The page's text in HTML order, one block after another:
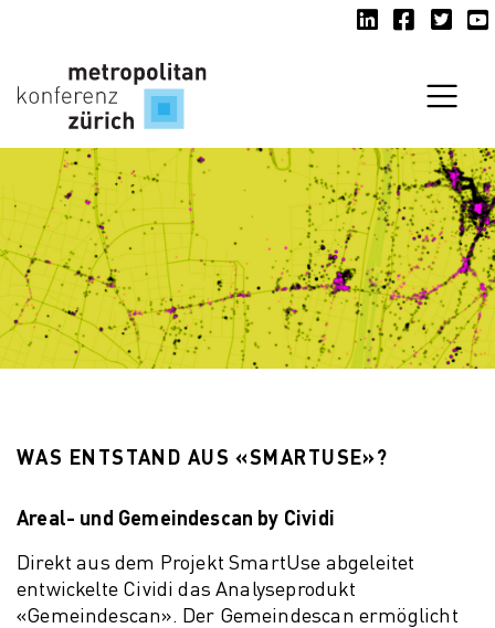
LinkedIn
Facebook
WAS ENTSTAND AUS «SMARTUSE»?
Areal- und Gemeindescan by Cividi
Direkt aus dem Projekt SmartUse abgeleitet
entwickelte Cividi das Analyseprodukt
«Gemeindescan». Der Gemeindescan ermöglicht